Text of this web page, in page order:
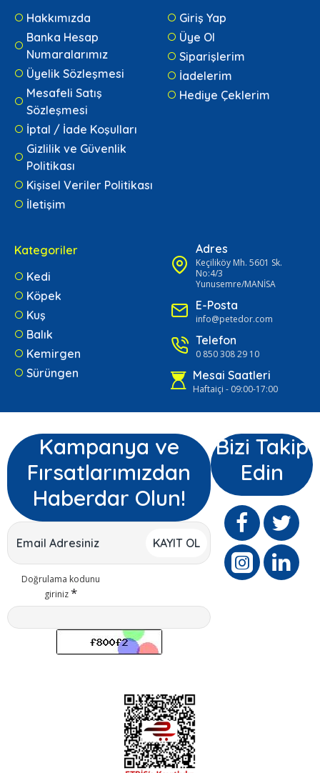
Hakkımızda
Banka Hesap
Numaralarımız
Üyelik Sözleşmesi
Mesafeli Satış
Sözleşmesi
İptal / İade Koşulları
Gizlilik ve Güvenlik
Politikası
Kişisel Veriler Politikası
İletişim
Giriş Yap
Üye Ol
Siparişlerim
İadelerim
Hediye Çeklerim
Kategoriler
Kedi
Köpek
Kuş
Balık
Kemirgen
Sürüngen
Adres
Keçiliköy Mh. 5601 Sk.
No:4/3
Yunusemre/MANİSA
E-Posta
info@petedor.com
Telefon
0 850 308 29 10
Mesai Saatleri
Haftaiçi - 09:00-17:00
Kampanya ve
Fırsatlarımızdan
Haberdar Olun!
KAYIT OL
Doğrulama kodunu
giriniz
Bizi Takip
Edin